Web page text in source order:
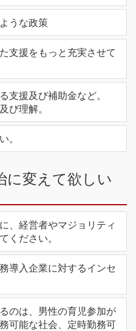
うな政策
支援をもっと充実させて
支援及び補助金など。
び理解。
。
に変えて欲しい
、経営者やマジョリティ
ください。
導入企業に対するインセ
のは、男性の育児参加が
可能な社会、定時勤務可